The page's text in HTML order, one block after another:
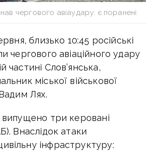
чергового авіаудару: є поранені
близько 10:45 російські
чергового авіаційного удару
частині Слов’янська,
міської військової
Вадим Лях.
випущено три керовані
Внаслідок атаки
інфраструктуру: